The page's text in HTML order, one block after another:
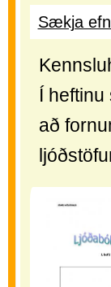
Sækja
Í
að